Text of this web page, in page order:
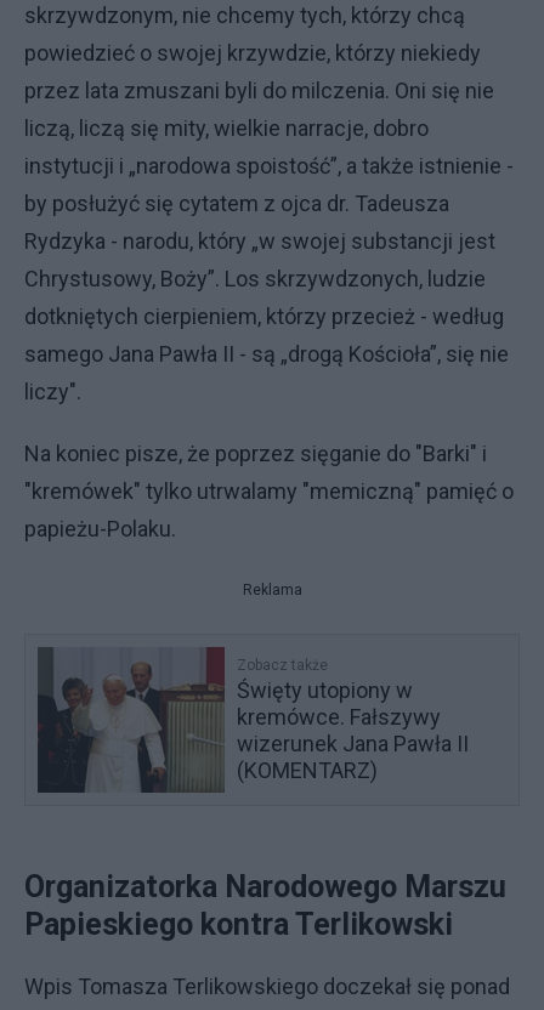
skrzywdzonym, nie chcemy tych, którzy chcą
powiedzieć o swojej krzywdzie, którzy niekiedy
przez lata zmuszani byli do milczenia. Oni się nie
liczą, liczą się mity, wielkie narracje, dobro
instytucji i „narodowa spoistość”, a także istnienie -
by posłużyć się cytatem z ojca dr. Tadeusza
Rydzyka - narodu, który „w swojej substancji jest
Chrystusowy, Boży”. Los skrzywdzonych, ludzie
dotkniętych cierpieniem, którzy przecież - według
samego Jana Pawła II - są „drogą Kościoła”, się nie
liczy".
Na koniec pisze, że poprzez sięganie do "Barki" i
"kremówek" tylko utrwalamy "memiczną" pamięć o
papieżu-Polaku.
Reklama
Zobacz także
Święty utopiony w
kremówce. Fałszywy
wizerunek Jana Pawła II
(KOMENTARZ)
Organizatorka Narodowego Marszu
Papieskiego kontra Terlikowski
Wpis Tomasza Terlikowskiego doczekał się ponad